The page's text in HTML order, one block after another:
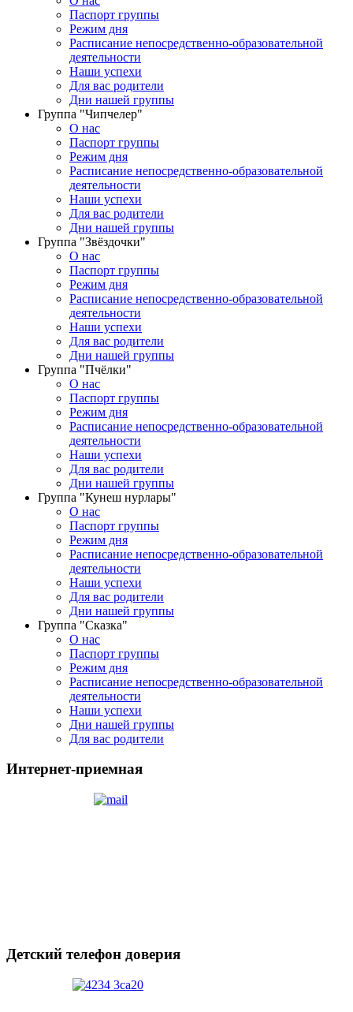
Паспорт группы
Режим дня
Расписание непосредственно-образовательной
деятельности
Наши успехи
Для вас родители
Дни нашей группы
Группа "Чипчелер"
О нас
Паспорт группы
Режим дня
Расписание непосредственно-образовательной
деятельности
Наши успехи
Для вас родители
Дни нашей группы
Группа "Звёздочки"
О нас
Паспорт группы
Режим дня
Расписание непосредственно-образовательной
деятельности
Наши успехи
Для вас родители
Дни нашей группы
Группа "Пчёлки"
О нас
Паспорт группы
Режим дня
Расписание непосредственно-образовательной
деятельности
Наши успехи
Для вас родители
Дни нашей группы
Группа "Кунеш нурлары"
О нас
Паспорт группы
Режим дня
Расписание непосредственно-образовательной
деятельности
Наши успехи
Для вас родители
Дни нашей группы
Группа "Сказка"
О нас
Паспорт группы
Режим дня
Расписание непосредственно-образовательной
деятельности
Наши успехи
Дни нашей группы
Для вас родители
Интернет-приемная
Детский телефон доверия